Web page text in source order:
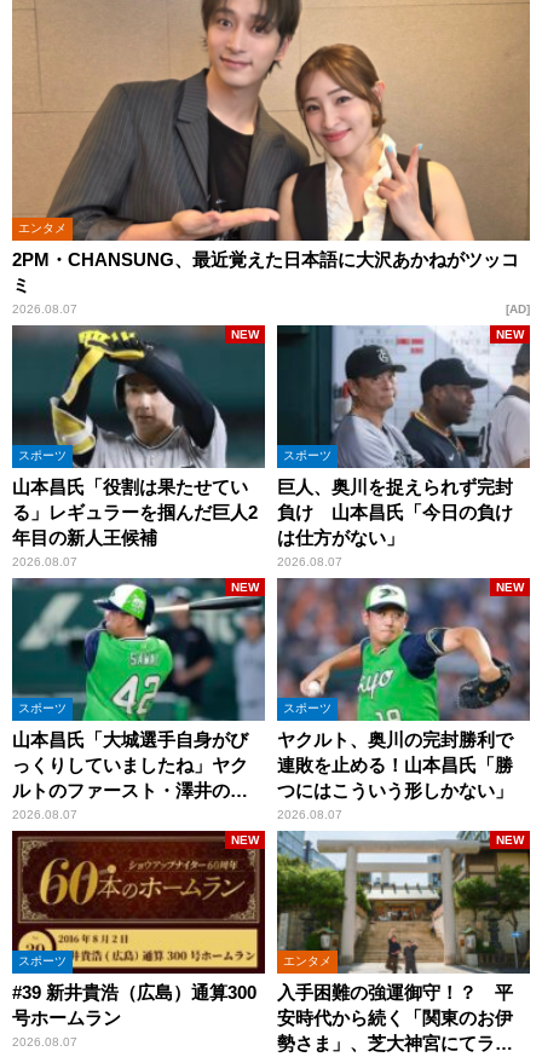
エンタメ
2PM・CHANSUNG、最近覚えた日本語に大沢あかねがツッコ
ミ
2026.08.07 AD
スポーツ
山本昌氏「役割は果たせてい
る」レギュラーを掴んだ巨人2
年目の新人王候補
2026.08.07
NEW
スポーツ
巨人、奥川を捉えられず完封
負け 山本昌氏「今日の負け
は仕方がない」
2026.08.07
NEW
スポーツ
山本昌氏「大城選手自身がび
っくりしていましたね」ヤク
ルトのファースト・澤井の判
断を評価
2026.08.07
NEW
スポーツ
ヤクルト、奥川の完封勝利で
連敗を止める！山本昌氏「勝
つにはこういう形しかない」
2026.08.07
NEW
スポーツ
#39 新井貴浩（広島）通算300
号ホームラン
2026.08.07
NEW
エンタメ
入手困難の強運御守！？ 平
安時代から続く「関東のお伊
勢さま」、芝大神宮にてラン
NEW